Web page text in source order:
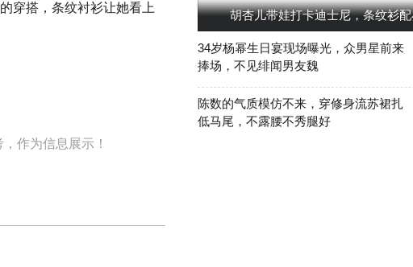
穿搭，条纹衬衫让她看上
作为信息展示！
胡杏儿带娃打卡迪士尼，条纹衫
34岁杨幂生日宴现场曝光，众男星前来
捧场，不见绯闻男友魏
陈数的气质模仿不来，穿修身流苏裙扎
低马尾，不露腰不秀腿好